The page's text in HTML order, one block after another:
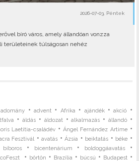
2026-07-03, Péntek
bíró város, amely állandóan vonzza
területeinek túlságosan nehéz
adomány •advent • Afrika • ajándék•akció •
•áldás • áldozat •alkalmazás • állandó•
Laetitia-családév •Ángel Fernández Artime•
Fesztivál •avatás •Ázsia • beiktatás • béke •
bíboros • bicentenárium • boldoggáavatás•
• börtön • Brazília • búcsú • Budapest •